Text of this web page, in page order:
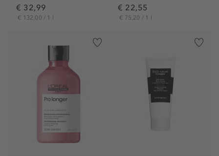
€ 32,99
€ 132,00 / 1 l
€ 22,55
€ 75,20 / 1 l